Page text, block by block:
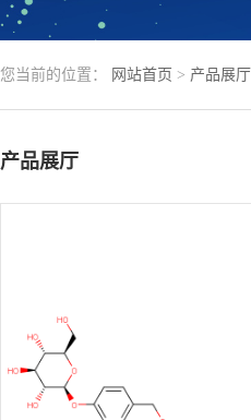
您当前的位置： 网站首页 > 产品展厅
产品展厅